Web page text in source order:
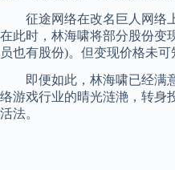
征途网络在改名巨人网络
在此时，林海啸将部分股份变
员也有股份)。但变现价格未可
即便如此，林海啸已经满意
络游戏行业的晴光涟滟，转身
活法。